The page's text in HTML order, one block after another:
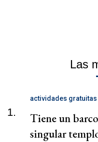
Las
1.
actividades gratuitas
Tiene un
singular